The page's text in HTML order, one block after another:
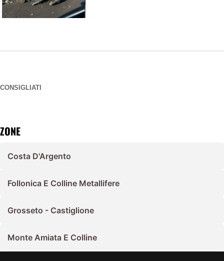
CONSIGLIATI
ZONE
Costa D'Argento
Follonica E Colline Metallifere
Grosseto - Castiglione
Monte Amiata E Colline